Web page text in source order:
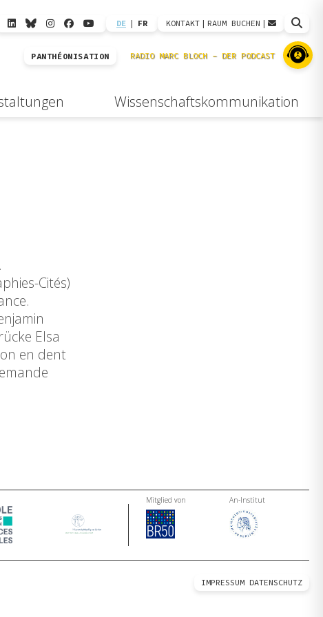
DE | FR KONTAKT | RAUM BUCHEN |
PANTHÉONISATION
Wissenschaftskommunikation
Cités)
Elsa
en dent
Mitglied von An-Institut
IMPRESSUM DATENSCHUTZ